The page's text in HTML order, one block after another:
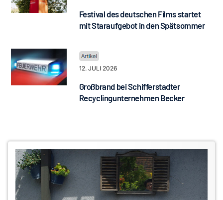
Festival des deutschen Films startet
mit Staraufgebot in den Spätsommer
12. JULI 2026
Großbrand bei Schifferstadter
Recyclingunternehmen Becker